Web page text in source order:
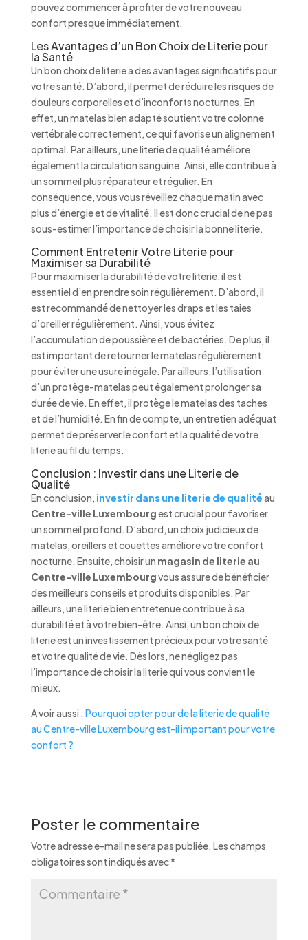
pouvez commencer à profiter de votre nouveau
confort presque immédiatement.
Les Avantages d’un Bon Choix de Literie pour
la Santé
Un bon choix de literie a des avantages significatifs pour
votre santé. D’abord, il permet de réduire les risques de
douleurs corporelles et d’inconforts nocturnes. En
effet, un matelas bien adapté soutient votre colonne
vertébrale correctement, ce qui favorise un alignement
optimal. Par ailleurs, une literie de qualité améliore
également la circulation sanguine. Ainsi, elle contribue à
un sommeil plus réparateur et régulier. En
conséquence, vous vous réveillez chaque matin avec
plus d’énergie et de vitalité. Il est donc crucial de ne pas
sous-estimer l’importance de choisir la bonne literie.
Comment Entretenir Votre Literie pour
Maximiser sa Durabilité
Pour maximiser la durabilité de votre literie, il est
essentiel d’en prendre soin régulièrement. D’abord, il
est recommandé de nettoyer les draps et les taies
d’oreiller régulièrement. Ainsi, vous évitez
l’accumulation de poussière et de bactéries. De plus, il
est important de retourner le matelas régulièrement
pour éviter une usure inégale. Par ailleurs, l’utilisation
d’un protège-matelas peut également prolonger sa
durée de vie. En effet, il protège le matelas des taches
et de l’humidité. En fin de compte, un entretien adéquat
permet de préserver le confort et la qualité de votre
literie au fil du temps.
Conclusion : Investir dans une Literie de
Qualité
En conclusion, investir dans une literie de qualitéau
Centre-ville Luxembourgest crucial pour favoriser
un sommeil profond. D’abord, un choix judicieux de
matelas, oreillers et couettes améliore votre confort
nocturne. Ensuite, choisir un magasin de literie au
Centre-ville Luxembourgvous assure de bénéficier
des meilleurs conseils et produits disponibles. Par
ailleurs, une literie bien entretenue contribue à sa
durabilité et à votre bien-être. Ainsi, un bon choix de
literie est un investissement précieux pour votre santé
et votre qualité de vie. Dès lors, ne négligez pas
l’importance de choisir la literie qui vous convient le
mieux.
A voir aussi : Pourquoi opter pour de la literie de qualité
au Centre-ville Luxembourg est-il important pour votre
confort ?
Poster le commentaire
Votre adresse e-mail ne sera pas publiée. Les champs
obligatoires sont indiqués avec*